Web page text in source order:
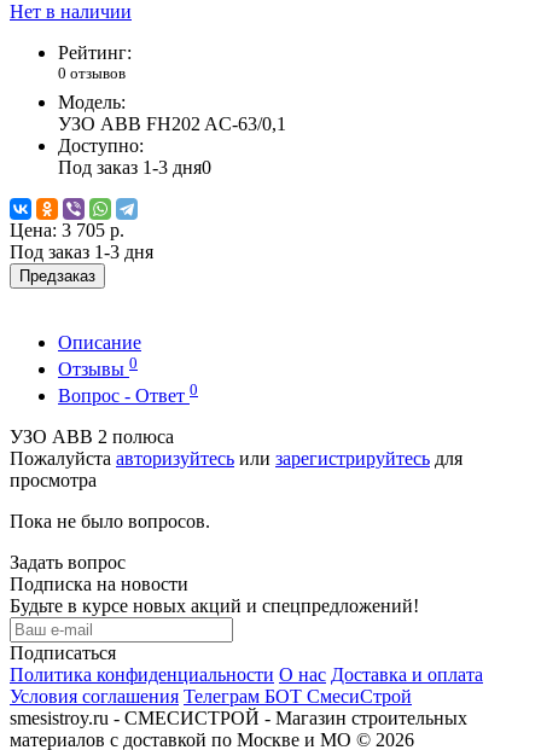
Нет в наличии
Рейтинг:
0 отзывов
Модель:
УЗО АВВ FH202 AC-63/0,1
Доступно:
Под заказ 1-3 дня0
Цена: 3 705 р.
Под заказ 1-3 дня
Предзаказ
Описание
Отзывы 0
Вопрос - Ответ 0
УЗО АВВ 2 полюса
Пожалуйста авторизуйтесь или зарегистрируйтесь для
просмотра
Пока не было вопросов.
Задать вопрос
Подписка на новости
Будьте в курсе новых акций и спецпредложений!
Подписаться
Политика конфиденциальности О нас Доставка и оплата
Условия соглашения Телеграм БОТ СмесиСтрой
smesistroy.ru - СМЕСИСТРОЙ - Магазин строительных
материалов с доставкой по Москве и МО © 2026